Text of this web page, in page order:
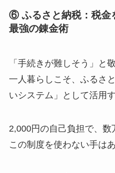
⑥ ふるさと納税：税金
最強の錬金術
「手続きが難しそう」と
一人暮らしこそ、ふるさ
いシステム」として活用
2,000円の自己負担で、
この制度を使わない手は